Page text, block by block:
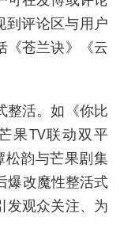
到评论区与用户
《苍兰诀》《云
整活。如《你比
果TV联动双平
松韵与芒果剧集
爆改魔性整活式
发观众关注、为